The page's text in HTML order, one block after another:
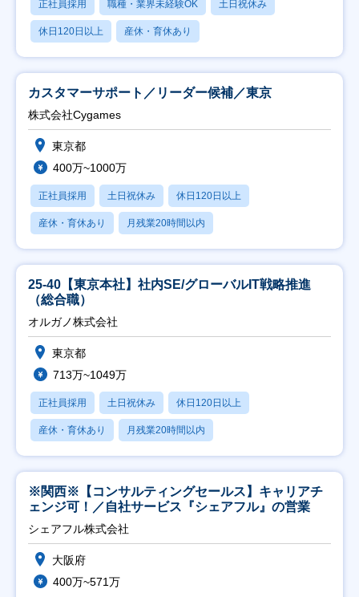
正社員採用 職種・業界未経験OK 土日祝休み
休日120日以上 産休・育休あり
カスタマーサポート／リーダー候補／東京
株式会社Cygames
東京都
400万~1000万
正社員採用 土日祝休み 休日120日以上
産休・育休あり 月残業20時間以内
25-40【東京本社】社内SE/グローバルIT戦略推進
（総合職）
オルガノ株式会社
東京都
713万~1049万
正社員採用 土日祝休み 休日120日以上
産休・育休あり 月残業20時間以内
※関西※【コンサルティングセールス】キャリアチ
ェンジ可！／自社サービス『シェアフル』の営業
シェアフル株式会社
大阪府
400万~571万